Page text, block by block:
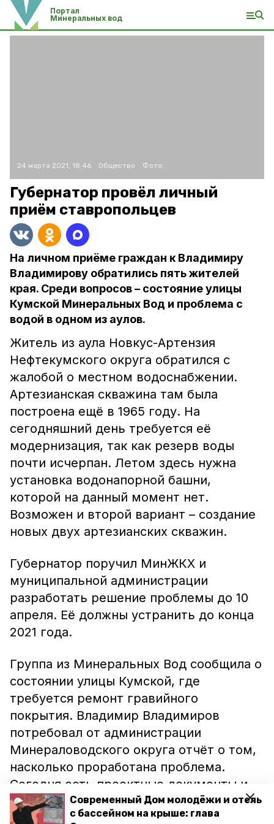
Современный Дом молодёжи и отель
с бассейном на крыше: глава
Портал
Минеральных вод
24 марта 2021, 18:46 Общество Фото:
Губернатор провёл личный
приём ставропольцев
На личном приёме граждан к Владимиру
Владимирову обратились пять жителей
края. Среди вопросов – состояние улицы
Кумской Минеральных Вод и проблема с
водой в одном из аулов.
Житель из аула Новкус-Артензия
Нефтекумского округа обратился с
жалобой о местном водоснабжении.
Артезианская скважина там была
построена ещё в 1965 году. На
сегодняшний день требуется её
модернизация, так как резерв воды
почти исчерпан. Летом здесь нужна
установка водонапорной башни,
которой на данный момент нет.
Возможен и второй вариант – создание
новых двух артезианских скважин.
Губернатор поручил МинЖКХ и
муниципальной администрации
разработать решение проблемы до 10
апреля. Её должны устранить до конца
2021 года.
Группа из Минеральных Вод сообщила о
состоянии улицы Кумской, где
требуется ремонт гравийного
покрытия. Владимир Владимиров
потребовал от администрации
Минераловодского округа отчёт о том,
насколько проработана проблема.
Сегодня есть проектные документы и
заключения экспертиз, но нет
финансирования на асфальтирование.